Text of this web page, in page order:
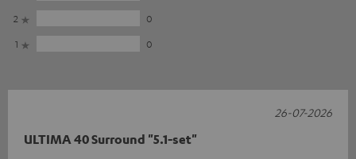
2
0
1
0
ULTIMA 40 Surround "5.1-set"
26-07-2026